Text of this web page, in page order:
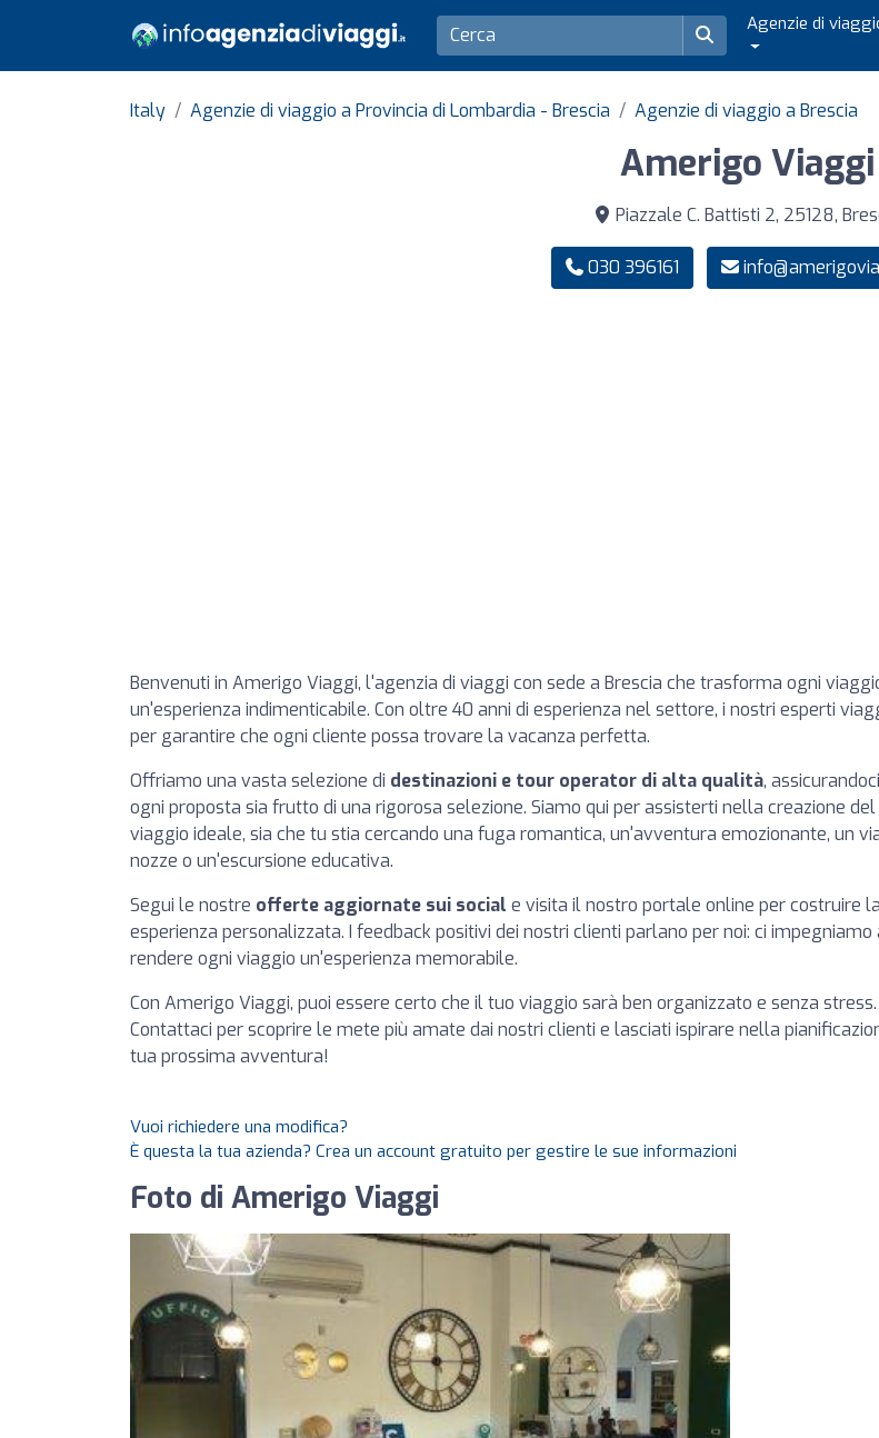
Agenzie di
Italy Agenzie di viaggio a Provincia di Lombardia - Brescia Agenzie di viaggio a Brescia
Amerigo Viaggi
Piazzale C. Battisti 2, 25128,
030 396161
Benvenuti in Amerigo Viaggi, l'agenzia di viaggi con sede a Brescia che trasforma ogni
un'esperienza indimenticabile. Con oltre 40 anni di esperienza nel settore, i nostri esperti
per garantire che ogni cliente possa trovare la vacanza perfetta.
Offriamo una vasta selezione di destinazioni e tour operator di alta qualità,
ogni proposta sia frutto di una rigorosa selezione. Siamo qui per assisterti nella creazione
viaggio ideale, sia che tu stia cercando una fuga romantica, un'avventura emozionante, un
nozze o un'escursione educativa.
Segui le nostre offerte aggiornate sui social e visita il nostro portale online per costruire
esperienza personalizzata. I feedback positivi dei nostri clienti parlano per noi: ci impegniamo
rendere ogni viaggio un'esperienza memorabile.
Con Amerigo Viaggi, puoi essere certo che il tuo viaggio sarà ben organizzato e senza stress.
Contattaci per scoprire le mete più amate dai nostri clienti e lasciati ispirare nella
tua prossima avventura!
Vuoi richiedere una modifica?
È questa la tua azienda? Crea un account gratuito per gestire le sue informazioni
Foto di Amerigo Viaggi